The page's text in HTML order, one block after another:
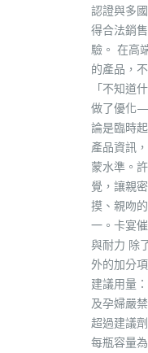
認證與多
得合法銷
驗。 在高
的產品，
「不知道
做了優化
論是臨時
產品資訊
蒙水準。
覺，讓親
摸、親吻
一。卡宴
與耐力 除
外的加分
建議用量
及孕婦嚴
超過建議
每瓶容量